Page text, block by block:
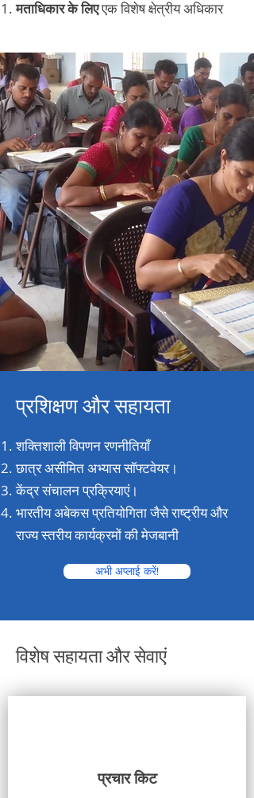
मताधिकार के लिएएक विशेष क्षेत्रीय अधिकार
प्रशिक्षण और सहायता
शक्तिशाली विपणन रणनीतियाँ
छात्र असीमित अभ्यास सॉफ्टवेयर।
केंद्र संचालन प्रक्रियाएं।
भारतीय अबेकस प्रतियोगिता जैसे राष्ट्रीय और
राज्य स्तरीय कार्यक्रमों की मेजबानी
अभी अप्लाई करें!
विशेष सहायता और सेवाएं
प्रचार किट